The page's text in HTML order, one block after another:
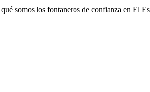
somos los fontaneros de confianza en El